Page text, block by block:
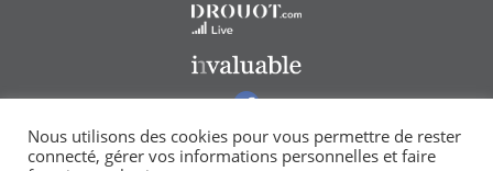
Vers notre groupe Facebook
Nous utilisons des cookies pour vous permettre de rester
connecté, gérer vos informations personnelles et faire